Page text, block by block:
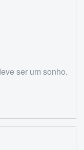
ser um sonho.